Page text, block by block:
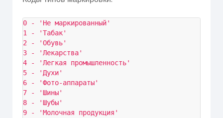
0 - 'Не маркированный'
1 - 'Табак'
2 - 'Обувь'
3 - 'Лекарства'
4 - 'Легкая промышленность'
5 - 'Духи'
6 - 'Фото-аппараты'
7 - 'Шины'
8 - 'Шубы'
9 - 'Молочная продукция'